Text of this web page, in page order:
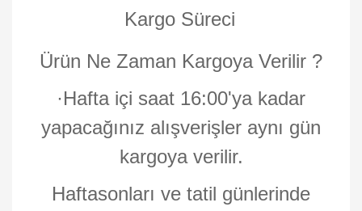
Kargo Süreci
Ürün Ne Zaman Kargoya Verilir ?
·Hafta içi saat 16:00'ya kadar
yapacağınız alışverişler aynı gün
kargoya verilir.
Haftasonları ve tatil günlerinde